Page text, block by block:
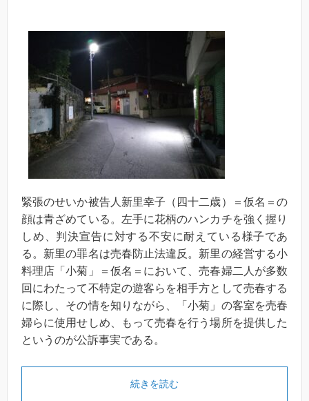
緊張のせいか被告人新里幸子（四十二歳）＝仮名＝の
顔は青ざめている。左手に花柄のハンカチを強く握り
しめ、判決宣告に対する不安に耐えている様子であ
る。新里の罪名は売春防止法違反。新里の経営する小
料理店「小菊」＝仮名＝において、売春婦二人が多数
回にわたって不特定の遊客らを相手方として売春する
に際し、その情を知りながら、「小菊」の客室を売春
婦らに使用せしめ、もって売春を行う場所を提供した
というのが公訴事実である。
続きを読む